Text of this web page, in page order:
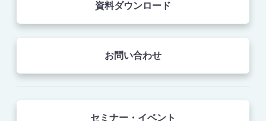
資料ダウンロード
お問い合わせ
セミナー・イベント